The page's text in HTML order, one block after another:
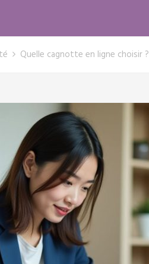
Quelle cagnotte en ligne choisir ?